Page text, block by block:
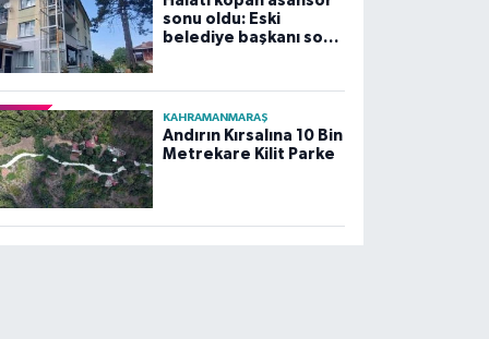
sonu oldu: Eski
belediye başkanı son
KAHRAMANMARAŞ
Andırın Kırsalına 10 Bin
Metrekare Kilit Parke